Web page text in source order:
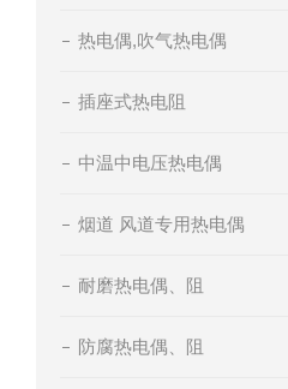
热电偶,吹气热电偶
插座式热电阻
中温中电压热电偶
烟道 风道专用热电偶
耐磨热电偶、阻
防腐热电偶、阻